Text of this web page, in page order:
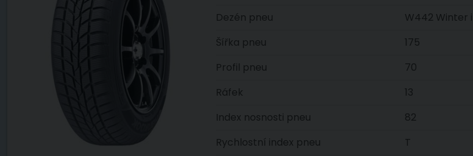
Dezén pneu
W442 Winter
Šířka pneu
175
Profil pneu
70
Ráfek
13
Index nosnosti pneu
82
Rychlostní index pneu
T